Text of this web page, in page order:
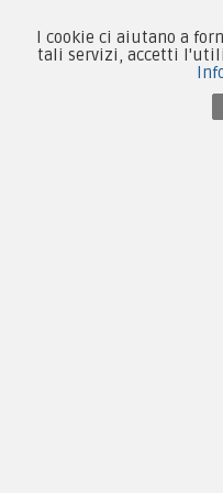
Contattaci
I cookie ci aiutano a
tali servizi, accetti